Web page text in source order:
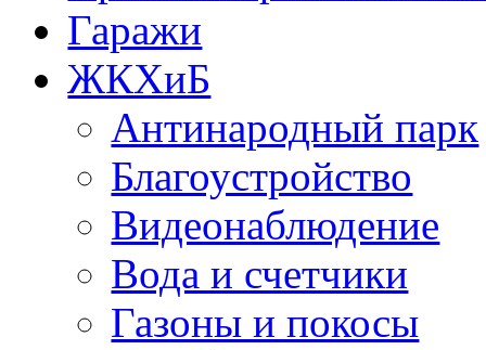
Гаражи
ЖКХиБ
Антинародный парк
Благоустройство
Видеонаблюдение
Вода и счетчики
Газоны и покосы